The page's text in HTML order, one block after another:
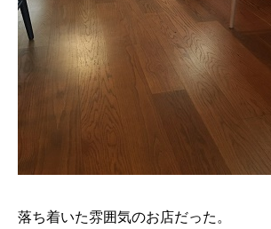
落ち着いた雰囲気のお店だった。